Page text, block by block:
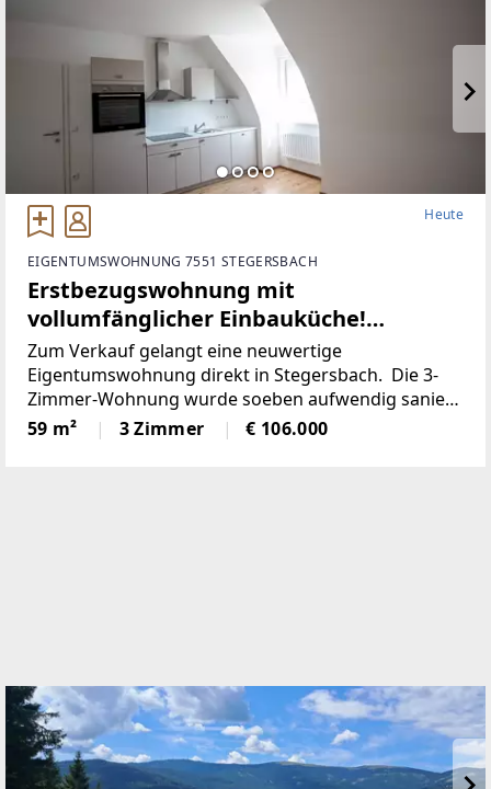
Heute
EIGENTUMSWOHNUNG 7551 STEGERSBACH
Erstbezugswohnung mit
vollumfänglicher Einbauküche!
(Provisionsfrei)
Zum Verkauf gelangt eine neuwertige
Eigentumswohnung direkt in Stegersbach. Die 3-
Zimmer-Wohnung wurde soeben aufwendig saniert.
So wurde unter anderem dieElektronik gänzlich
erneuert und für einen niedrigen
59 m² 3 Zimmer € 106.000